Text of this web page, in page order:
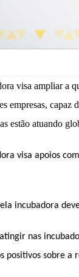
visa ampliar a
empresas, capaz
estão atuando
visa apoios
incubadora
nas
positivos sobre a